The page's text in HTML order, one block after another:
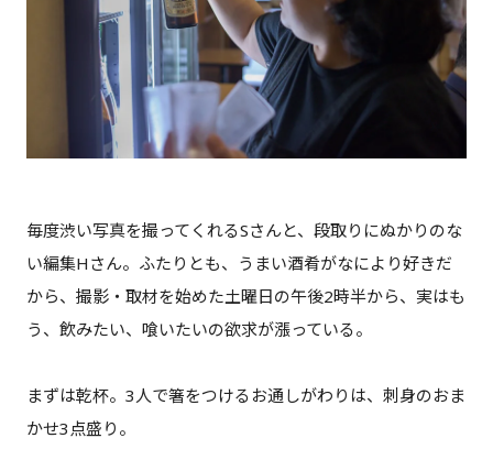
毎度渋い写真を撮ってくれるSさんと、段取りにぬかりのな
い編集Hさん。ふたりとも、うまい酒肴がなにより好きだ
から、撮影・取材を始めた土曜日の午後2時半から、実はも
う、飲みたい、喰いたいの欲求が漲っている。
まずは乾杯。3人で箸をつけるお通しがわりは、刺身のおま
かせ3点盛り。